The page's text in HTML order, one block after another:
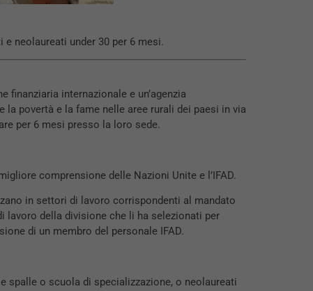
neolaureati under 30 per 6 mesi.
finanziaria internazionale e un’agenzia
povertà e la fame nelle aree rurali dei paesi in via
per 6 mesi presso la loro sede.
comprensione delle Nazioni Unite e l’IFAD.
in settori di lavoro corrispondenti al mandato
lavoro della divisione che li ha selezionati per
di un membro del personale IFAD.
spalle o scuola di specializzazione, o neolaureati